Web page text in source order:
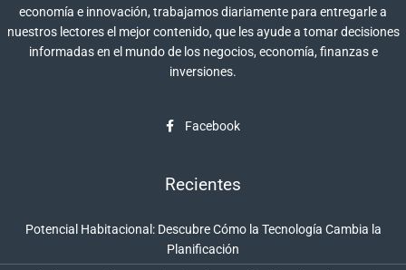
economía e innovación, trabajamos diariamente para entregarle a
nuestros lectores el mejor contenido, que les ayude a tomar decisiones
informadas en el mundo de los negocios, economía, finanzas e
inversiones.
Facebook
Recientes
Potencial Habitacional: Descubre Cómo la Tecnología Cambia la
Planificación